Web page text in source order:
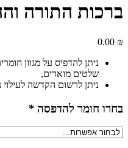
ברכות התורה
0.00 ₪
שלטים מוארים,
ניתן לרשום הקדשה
בחרו חומר להדפסה *